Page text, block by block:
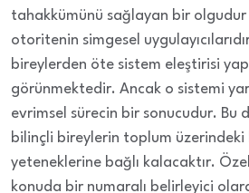
tahakkümünü sağlayan bir
otoritenin simgesel
bireylerden öte sistem eleştirisi
görünmektedir. Ancak o sistemi
evrimsel sürecin bir sonucudur. Bu
bilinçli bireylerin toplum üzerindeki
yeteneklerine bağlı kalacaktır.
konuda bir numaralı belirleyici